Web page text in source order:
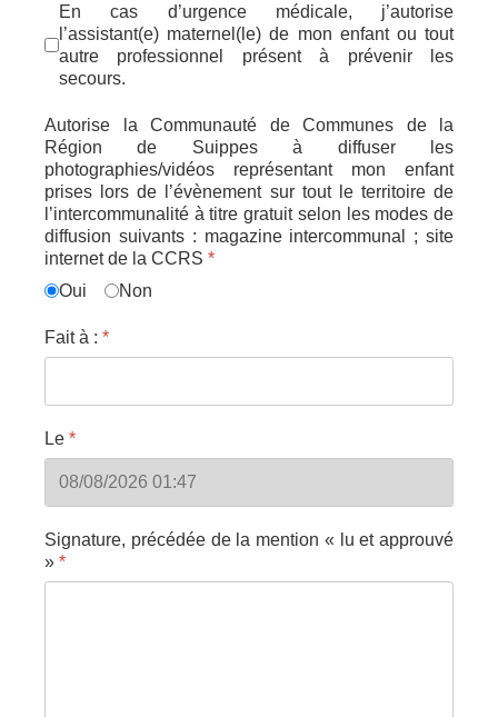
En cas d’urgence médicale, j’autorise
l’assistant(e) maternel(le) de mon enfant ou tout
autre professionnel présent à prévenir les
secours.
Autorise la Communauté de Communes de la
Région de Suippes à diffuser les
photographies/vidéos représentant mon enfant
prises lors de l’évènement sur tout le territoire de
l’intercommunalité à titre gratuit selon les modes de
diffusion suivants : magazine intercommunal ; site
internet de la CCRS *
Oui
Non
Fait à : *
Le *
Signature, précédée de la mention « lu et approuvé
» *